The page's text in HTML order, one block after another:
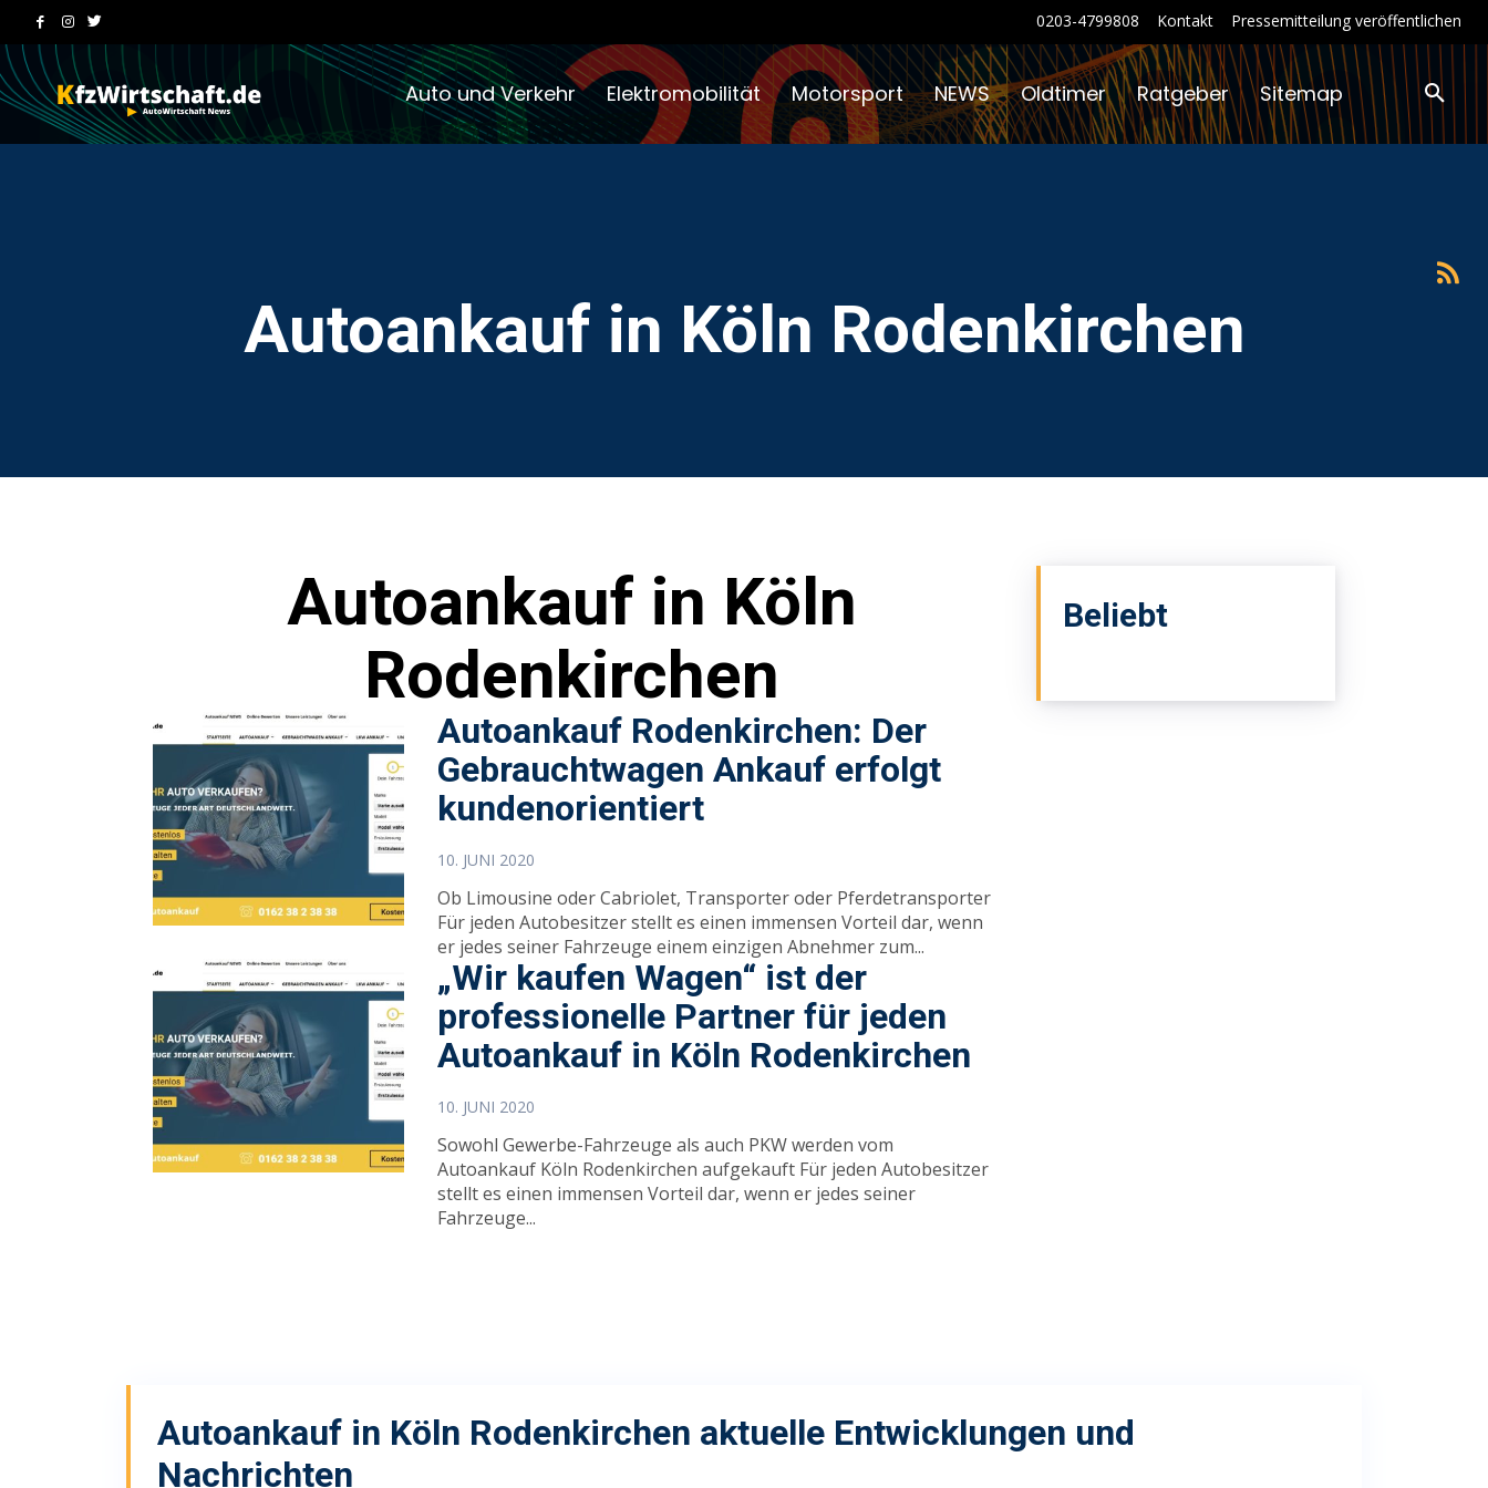
0203-4799808 Kontakt Pressemitteilung veröffentlichen
Auto und Verkehr Elektromobilität Motorsport NEWS Oldtimer Ratgeber Sitemap
Autoankauf in Köln Rodenkirchen
Autoankauf in Köln
Rodenkirchen
Autoankauf Rodenkirchen: Der
Gebrauchtwagen Ankauf erfolgt
kundenorientiert
10. JUNI 2020
Ob Limousine oder Cabriolet, Transporter oder Pferdetransporter
Für jeden Autobesitzer stellt es einen immensen Vorteil dar, wenn
er jedes seiner Fahrzeuge einem einzigen Abnehmer zum...
„Wir kaufen Wagen“ ist der
professionelle Partner für jeden
Autoankauf in Köln Rodenkirchen
10. JUNI 2020
Sowohl Gewerbe-Fahrzeuge als auch PKW werden vom
Autoankauf Köln Rodenkirchen aufgekauft Für jeden Autobesitzer
stellt es einen immensen Vorteil dar, wenn er jedes seiner
Fahrzeuge...
Beliebt
Autoankauf in Köln Rodenkirchen aktuelle Entwicklungen und
Nachrichten